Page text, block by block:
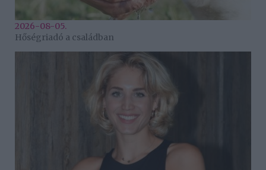
2026-08-05.
Hőségriadó a családban